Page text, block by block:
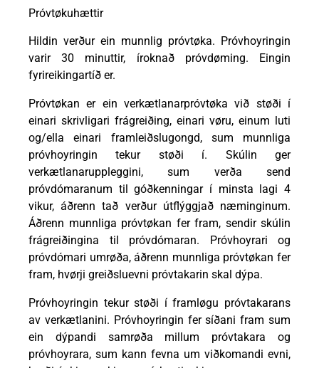
Próvtøkuhættir
Hildin verður ein munnlig próvtøka. Próvhoyringin
varir 30 minuttir, íroknað próvdøming. Eingin
fyrireikingartíð er.
Próvtøkan er ein verkætlanarpróvtøka við støði í
einari skrivligari frágreiðing, einari vøru, einum luti
og/ella einari framleiðslugongd, sum munnliga
próvhoyringin tekur støði í. Skúlin ger
verkætlanaruppleggini, sum verða send
próvdómaranum til góðkenningar í minsta lagi 4
vikur, áðrenn tað verður útflýggjað næminginum.
Áðrenn munnliga próvtøkan fer fram, sendir skúlin
frágreiðingina til próvdómaran. Próvhoyrari og
próvdómari umrøða, áðrenn munnliga próvtøkan fer
fram, hvørji greiðsluevni próvtakarin skal dýpa.
Próvhoyringin tekur støði í framløgu próvtakarans
av verkætlanini. Próvhoyringin fer síðani fram sum
ein dýpandi samrøða millum próvtakara og
próvhoyrara, sum kann fevna um viðkomandi evni,